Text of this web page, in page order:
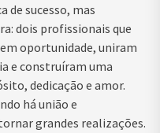
de sucesso, mas
dois profissionais que
oportunidade, uniram
e construíram uma
dedicação e amor.
há união e
grandes realizações.